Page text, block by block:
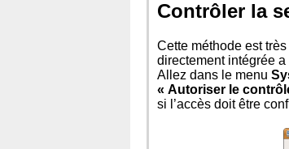
Contrôler la
Cette méthode est
directement intégrée a
Allez dans le menu
« Autoriser le
si l’accès doit être